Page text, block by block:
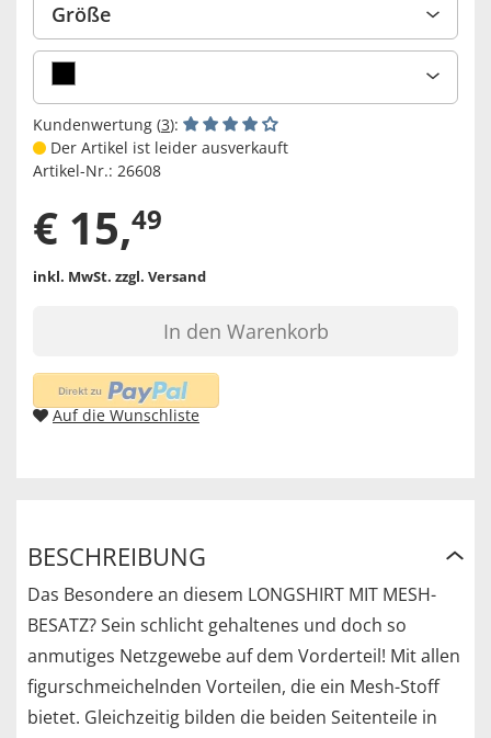
Größe
Kundenwertung (3):
Der Artikel ist leider ausverkauft
Artikel-Nr.: 26608
€ 15,49
inkl. MwSt. zzgl. Versand
In den Warenkorb
Auf die Wunschliste
BESCHREIBUNG
Das Besondere an diesem LONGSHIRT MIT MESH-
BESATZ? Sein schlicht gehaltenes und doch so
anmutiges Netzgewebe auf dem Vorderteil! Mit allen
figurschmeichelnden Vorteilen, die ein Mesh-Stoff
bietet. Gleichzeitig bilden die beiden Seitenteile in